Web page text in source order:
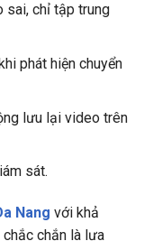
sai, chỉ tập trung
phát hiện chuyển
lưu lại video trên
sát.
Nang với khả
chắn là lựa